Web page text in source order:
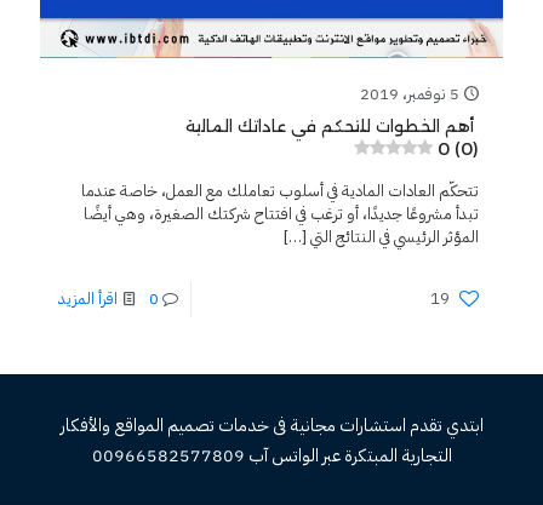
5 نوفمبر، 2019
أهم الخطوات للتحكم في عاداتك المالية
0 (0)
تتحكّم العادات المادية في أسلوب تعاملك مع العمل، خاصة عندما
تبدأ مشروعًا جديدًا، أو ترغب في افتتاح شركتك الصغيرة، وهي أيضًا
المؤثر الرئيسي في النتائج التي […]
19
0 اقرأ المزيد
ابتدي تقدم استشارات مجانية فى خدمات تصميم المواقع والأفكار
التجارية المبتكرة عبر الواتس آب 00966582577809